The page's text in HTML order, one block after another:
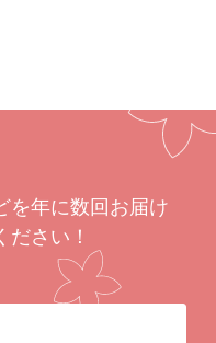
を年に数回お届け
さい！